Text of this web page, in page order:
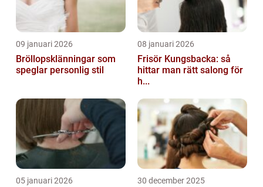
09 januari 2026
Bröllopsklänningar som
speglar personlig stil
08 januari 2026
Frisör Kungsbacka: så
hittar man rätt salong för
h...
05 januari 2026 30 december 2025